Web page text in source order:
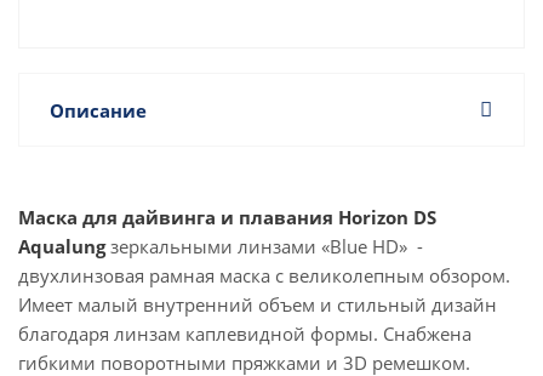
Описание
Маска для дайвинга и плавания Horizon DS
Aqualungзеркальными линзами «Blue HD» -
двухлинзовая рамная маска с великолепным обзором.
Имеет малый внутренний объем и стильный дизайн
благодаря линзам каплевидной формы. Снабжена
гибкими поворотными пряжками и 3D ремешком.